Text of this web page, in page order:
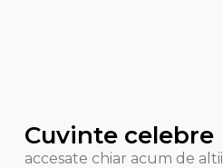
Cuvinte celebre
accesate chiar acum de altii